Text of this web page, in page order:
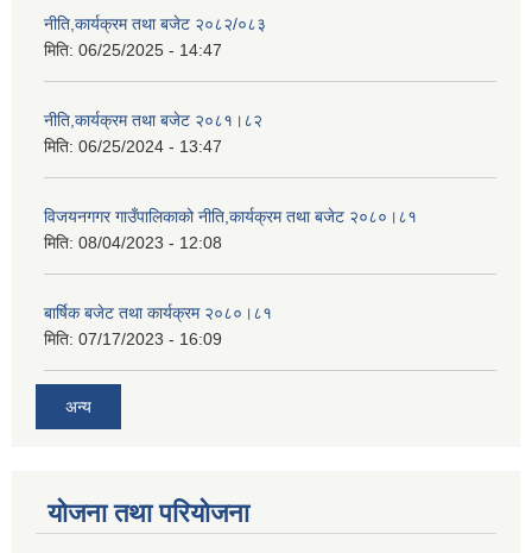
नीति,कार्यक्रम तथा बजेट २०८२/०८३
मिति: 06/25/2025 - 14:47
नीति,कार्यक्रम तथा बजेट २०८१।८२
मिति: 06/25/2024 - 13:47
विजयनगगर गाउँपालिकाको नीति,कार्यक्रम तथा बजेट २०८०।८१
मिति: 08/04/2023 - 12:08
बार्षिक बजेट तथा कार्यक्रम २०८०।८१
मिति: 07/17/2023 - 16:09
अन्य
योजना तथा परियोजना